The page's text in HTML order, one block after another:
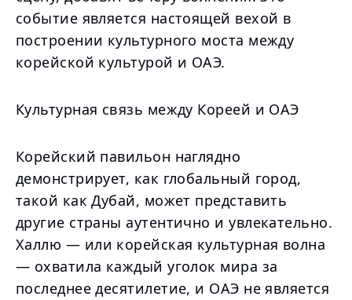
событие является настоящей вехой в
построении культурного моста между
корейской культурой и ОАЭ.
Культурная связь между Кореей и ОАЭ
Корейский павильон наглядно
демонстрирует, как глобальный город,
такой как Дубай, может представить
другие страны аутентично и увлекательно.
Халлю — или корейская культурная волна
— охватила каждый уголок мира за
последнее десятилетие, и ОАЭ не является